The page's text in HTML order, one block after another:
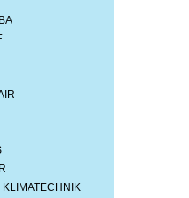
KLIMATECHNIK